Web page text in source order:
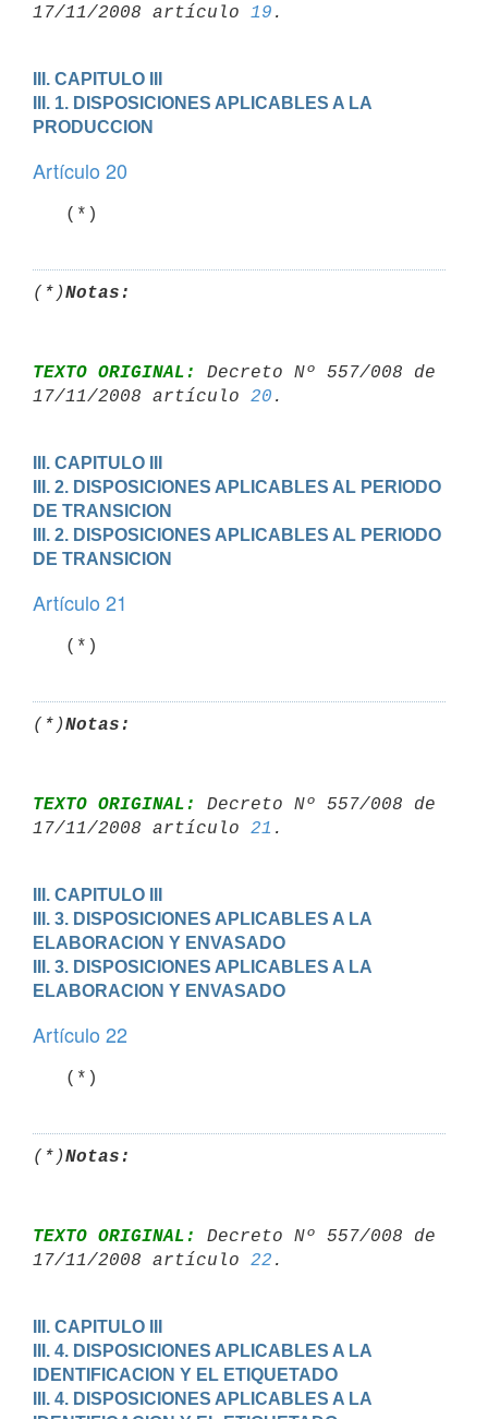
17/11/2008 artículo 19
III. CAPITULO III
III. 1. DISPOSICIONES APLICABLES A LA
PRODUCCION
Artículo 20
   (*)
(*)Notas:
TEXTO ORIGINAL:
Decreto Nº 557/008 de
17/11/2008 artículo 20
III. CAPITULO III
III. 2. DISPOSICIONES APLICABLES AL PERIODO
DE TRANSICION
III. 2. DISPOSICIONES APLICABLES AL PERIODO
DE TRANSICION
Artículo 21
   (*)
(*)Notas:
TEXTO ORIGINAL:
Decreto Nº 557/008 de
17/11/2008 artículo 21
III. CAPITULO III
III. 3. DISPOSICIONES APLICABLES A LA
ELABORACION Y ENVASADO
III. 3. DISPOSICIONES APLICABLES A LA
ELABORACION Y ENVASADO
Artículo 22
   (*)
(*)Notas:
TEXTO ORIGINAL:
Decreto Nº 557/008 de
17/11/2008 artículo 22
III. CAPITULO III
III. 4. DISPOSICIONES APLICABLES A LA
IDENTIFICACION Y EL ETIQUETADO
III. 4. DISPOSICIONES APLICABLES A LA